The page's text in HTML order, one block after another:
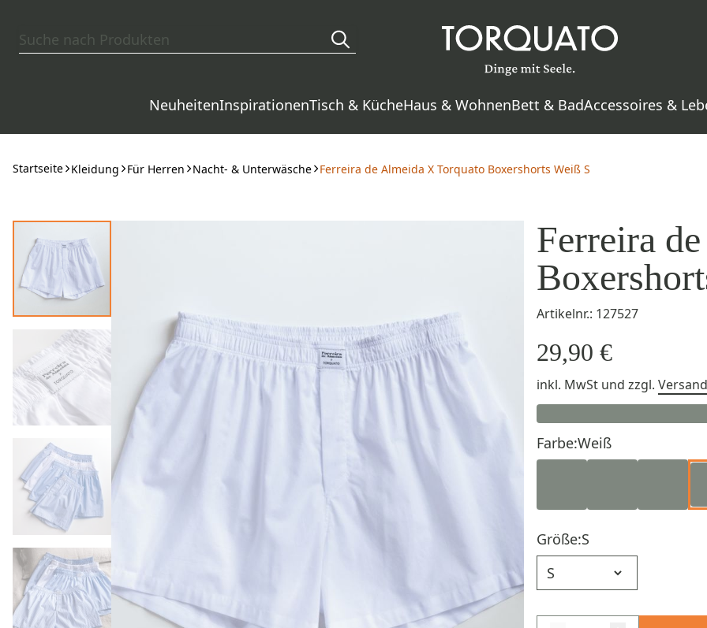
NeuheitenInspirationenTisch & KücheHaus & WohnenBett & BadAccessoires &
Startseite Kleidung Für Herren Nacht- & Unterwäsche Ferreira de Almeida X Torquato Boxershorts Weiß S
Ferreira
Artikelnr.: 127527
29,90 €
inkl. MwSt und zzgl. Versand
Farbe:Weiß
Größe:S